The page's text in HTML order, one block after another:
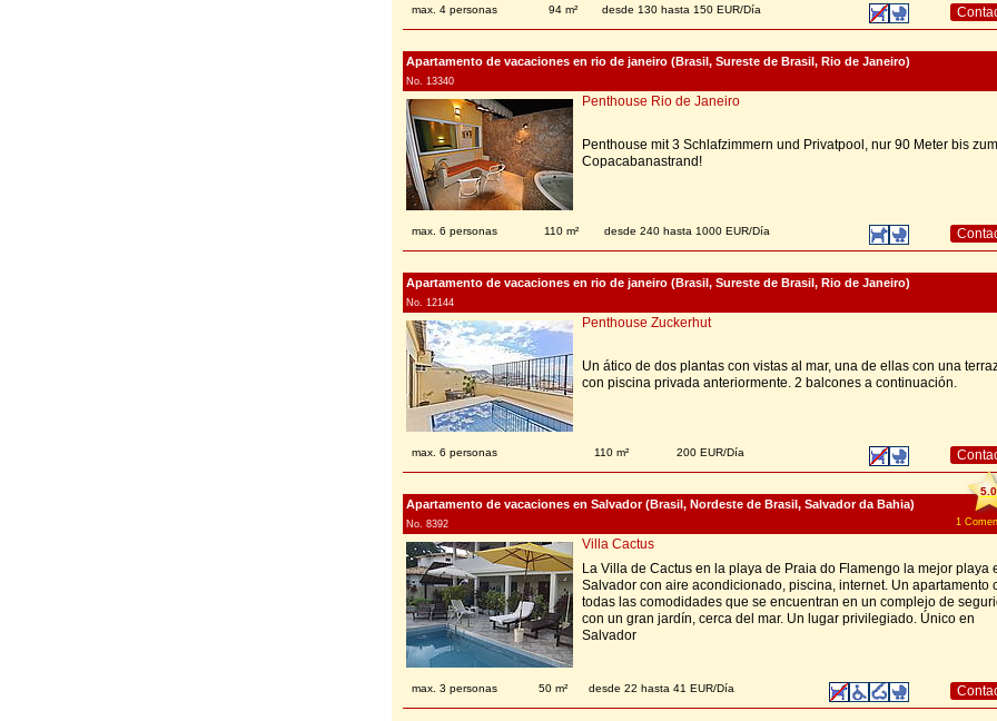
max. 4 personas 94 m² desde 130 hasta 150 EUR/Día
Apartamento de vacaciones en rio de janeiro (Brasil, Sureste de Brasil, Rio de Janeiro)
No. 13340
Penthouse Rio de Janeiro
Penthouse mit 3 Schlafzimmern und Privatpool, nur 90 Meter bis zum
Copacabanastrand!
max. 6 personas 110 m² desde 240 hasta 1000 EUR/Día
Apartamento de vacaciones en rio de janeiro (Brasil, Sureste de Brasil, Rio de Janeiro)
No. 12144
Penthouse Zuckerhut
Un ático de dos plantas con vistas al mar, una de ellas con una
con piscina privada anteriormente. 2 balcones a continuación.
max. 6 personas 110 m² 200 EUR/Día
5.0
1
Apartamento de vacaciones en Salvador (Brasil, Nordeste de Brasil, Salvador da Bahia)
No. 8392
Villa Cactus
La Villa de Cactus en la playa de Praia do Flamengo la mejor playa
Salvador con aire acondicionado, piscina, internet. Un apartamento
todas las comodidades que se encuentran en un complejo de
con un gran jardín, cerca del mar. Un lugar privilegiado. Único en
Salvador
max. 3 personas 50 m² desde 22 hasta 41 EUR/Día